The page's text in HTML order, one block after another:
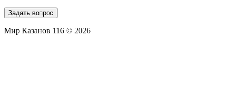
Задать вопрос
Мир Казанов 116 © 2026